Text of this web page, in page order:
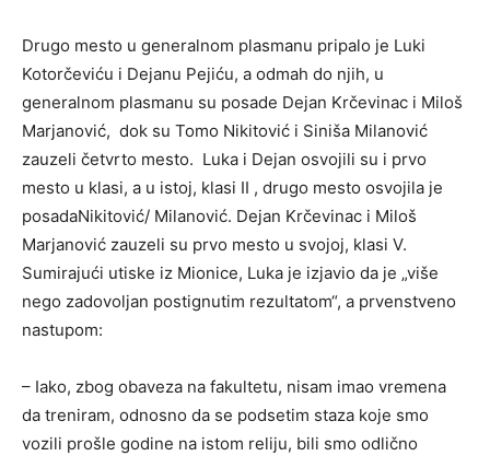
Drugo mesto u generalnom plasmanu pripalo je Luki
Kotorčeviću i Dejanu Pejiću, a odmah do njih, u
generalnom plasmanu su posade Dejan Krčevinac i Miloš
Marjanović, dok su Tomo Nikitović i Siniša Milanović
zauzeli četvrto mesto. Luka i Dejan osvojili su i prvo
mesto u klasi, a u istoj, klasi II , drugo mesto osvojila je
posadaNikitović/ Milanović. Dejan Krčevinac i Miloš
Marjanović zauzeli su prvo mesto u svojoj, klasi V.
Sumirajući utiske iz Mionice, Luka je izjavio da je „više
nego zadovoljan postignutim rezultatom“, a prvenstveno
nastupom:
– Iako, zbog obaveza na fakultetu, nisam imao vremena
da treniram, odnosno da se podsetim staza koje smo
vozili prošle godine na istom reliju, bili smo odlično